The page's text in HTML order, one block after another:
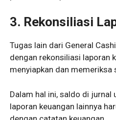
3. Rekonsiliasi
Tugas lain dari General
dengan rekonsiliasi laporan
menyiapkan dan memeriksa
Dalam hal ini, saldo di jurnal
laporan keuangan lainnya